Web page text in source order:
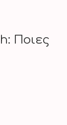
Ποιες